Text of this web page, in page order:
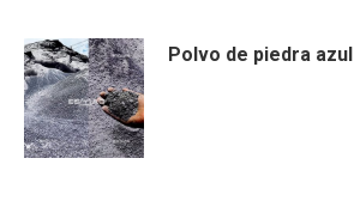
Polvo de piedra azul